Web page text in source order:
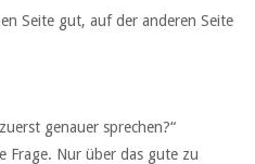
Seite gut, auf der anderen Seite
genauer sprechen?“
Frage. Nur über das gute zu